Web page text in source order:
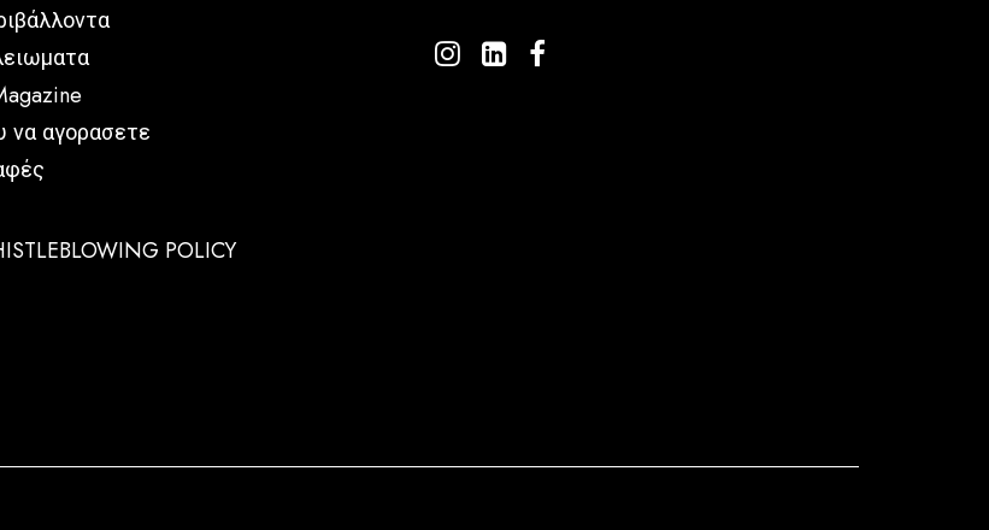
να αγορασετε
POLICY